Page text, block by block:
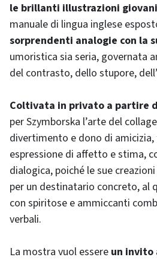
le brillanti illustrazioni
manuale di lingua inglese
sorprendenti analogie con la
umoristica sia seria, governata
del contrasto, dello stupore,
Coltivata in privato a partire
per Szymborska l’arte del
divertimento e dono di
espressione di affetto e stima,
dialogica, poiché le sue
per un destinatario concreto, al
con spiritose e ammiccanti
verbali.
La mostra vuol essere un invito